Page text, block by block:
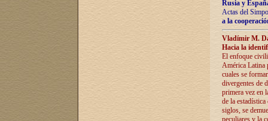
Rusia y
Actas del
a la
Vladímir M.
Hacia la
El enfoque
América Latina
cuales se
divergentes de
primera vez en
de la
siglos, se
peculiares y la